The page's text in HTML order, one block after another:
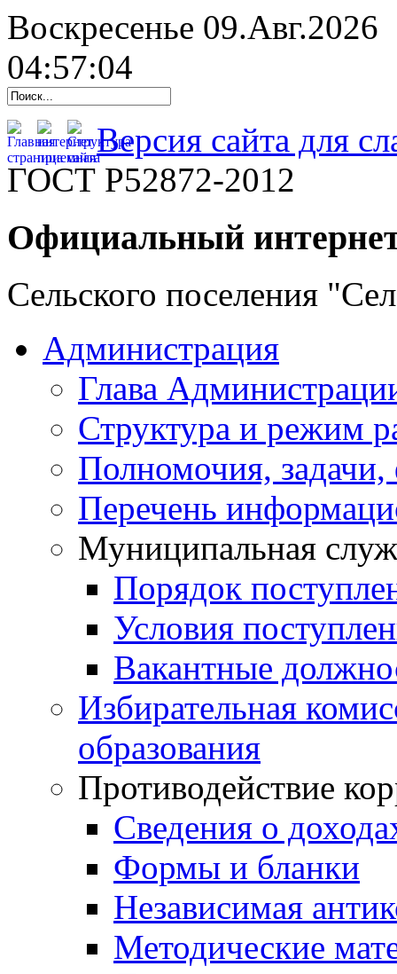
Воскресенье 09.Авг.2026
04:57:05
Версия сайта для
ГОСТ Р52872-2012
Официальный
Сельского поселения
Администрация
Глава
Структура и режим
Полномочия,
Перечень
Муниципальная
Порядок
Условия
Вакантные
Избирательная
образования
Противодействие
Сведения о
Формы и бланки
Независимая
Методические